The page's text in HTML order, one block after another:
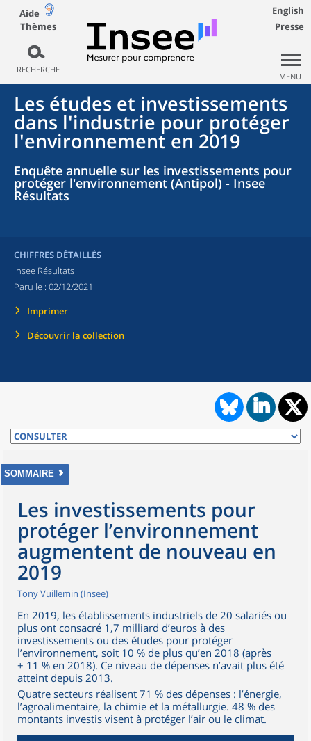
Aide
Thèmes
RECHERCHE
English
Presse
MENU
Les études et investissements
dans l'industrie pour protéger
l'environnement en 2019
Enquête annuelle sur les investissements pour
protéger l'environnement (Antipol) - Insee
Résultats
CHIFFRES DÉTAILLÉS
Insee Résultats
Paru le : 02/12/2021
Imprimer
Découvrir la collection
SOMMAIRE
Les investissements pour
protéger l’environnement
augmentent de nouveau en
2019
Tony Vuillemin (Insee)
En 2019, les établissements industriels de 20 salariés ou
plus ont consacré 1,7 milliard d’euros à des
investissements ou des études pour protéger
l’environnement, soit 10 % de plus qu’en 2018 (après
+ 11 % en 2018). Ce niveau de dépenses n’avait plus été
atteint depuis 2013.
Quatre secteurs réalisent 71 % des dépenses : l’énergie,
l’agroalimentaire, la chimie et la métallurgie. 48 % des
montants investis visent à protéger l’air ou le climat.